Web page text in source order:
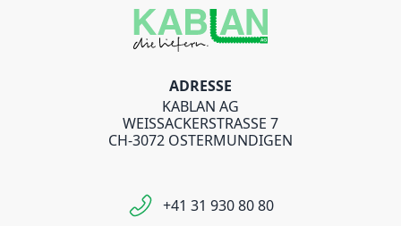
ADRESSE
KABLAN AG
WEISSACKERSTRASSE 7
CH-3072 OSTERMUNDIGEN
+41 31 930 80 80